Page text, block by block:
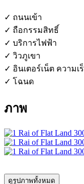
✓ ถนนเข้า
✓ ถือกรรมสิทธิ์
✓ บริการไฟฟ้า
✓ วิวภูเขา
✓ อินเตอร์เน็ต ความเ
✓ โฉนด
ภาพ
ดูรูปภาพทั้งหมด